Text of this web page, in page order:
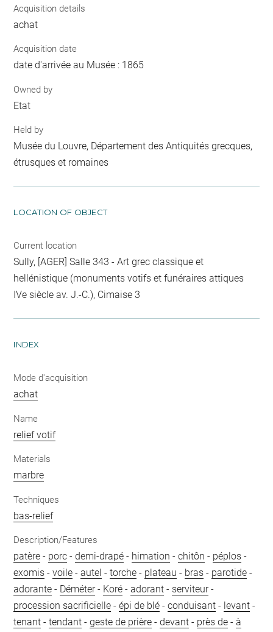
Acquisition details
achat
Acquisition date
date d'arrivée au Musée : 1865
Owned by
Etat
Held by
Musée du Louvre, Département des Antiquités grecques,
étrusques et romaines
LOCATION OF OBJECT
Current location
Sully, [AGER] Salle 343 - Art grec classique et
hellénistique (monuments votifs et funéraires attiques
IVe siècle av. J.-C.), Cimaise 3
INDEX
Mode d'acquisition
achat
Name
relief votif
Materials
marbre
Techniques
bas-relief
Description/Features
patère - porc -demi-drapé - himation -chitôn - péplos -
exomis -voile -autel -torche - plateau - bras - parotide -
adorante - Déméter- Koré -adorant - serviteur-
procession sacrificielle -épi de blé -conduisant - levant -
tenant -tendant -geste de prière -devant - près de -à